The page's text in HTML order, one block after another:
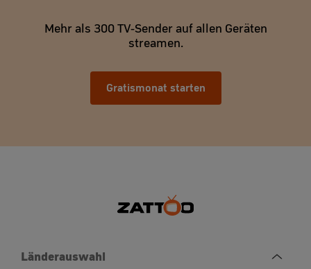
Mehr als 300 TV-Sender auf allen Geräten
streamen.
Gratismonat starten
Länderauswahl